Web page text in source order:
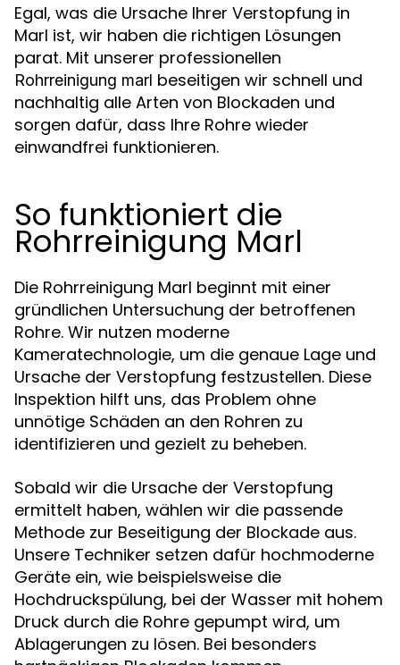
Egal, was die Ursache Ihrer Verstopfung in
Marl ist, wir haben die richtigen Lösungen
parat. Mit unserer professionellen
Rohrreinigung marl beseitigen wir schnell und
nachhaltig alle Arten von Blockaden und
sorgen dafür, dass Ihre Rohre wieder
einwandfrei funktionieren.
So funktioniert die
Rohrreinigung Marl
Die Rohrreinigung Marl beginnt mit einer
gründlichen Untersuchung der betroffenen
Rohre. Wir nutzen moderne
Kameratechnologie, um die genaue Lage und
Ursache der Verstopfung festzustellen. Diese
Inspektion hilft uns, das Problem ohne
unnötige Schäden an den Rohren zu
identifizieren und gezielt zu beheben.
Sobald wir die Ursache der Verstopfung
ermittelt haben, wählen wir die passende
Methode zur Beseitigung der Blockade aus.
Unsere Techniker setzen dafür hochmoderne
Geräte ein, wie beispielsweise die
Hochdruckspülung, bei der Wasser mit hohem
Druck durch die Rohre gepumpt wird, um
Ablagerungen zu lösen. Bei besonders